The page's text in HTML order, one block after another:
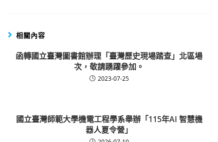
相關內容
函轉國立臺灣圖書館辦理「臺灣歷史現場踏查」北區場
次，敬請踴躍參加。
2023-07-25
國立臺灣師範大學機電工程學系舉辦「115年AI 智慧機
器人夏令營」